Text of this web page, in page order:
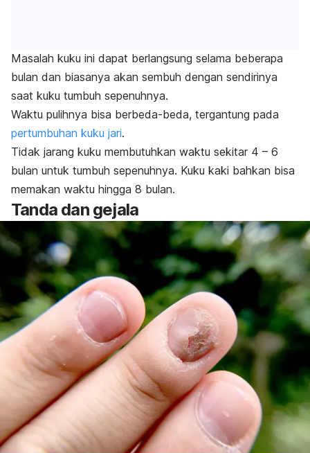
Masalah kuku ini dapat berlangsung selama beberapa
bulan dan biasanya akan sembuh dengan sendirinya
saat kuku tumbuh sepenuhnya.
Waktu pulihnya bisa berbeda-beda, tergantung pada
pertumbuhan kuku jari.
Tidak jarang kuku membutuhkan waktu sekitar 4 – 6
bulan untuk tumbuh sepenuhnya. Kuku kaki bahkan bisa
memakan waktu hingga 8 bulan.
Tanda dan gejala